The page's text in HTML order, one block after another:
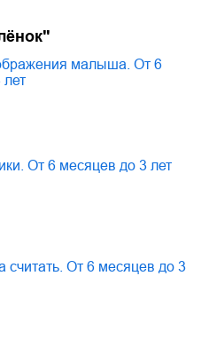
малыша. От 6
От 6 месяцев до 3 лет
От 6 месяцев до 3